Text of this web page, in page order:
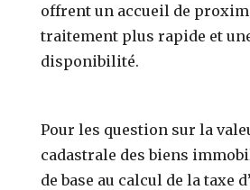
offrent un accueil de
traitement plus rapide et
disponibilité.
Pour les question sur la
cadastrale des biens
de base au calcul de la taxe